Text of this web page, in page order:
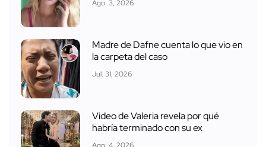
Ago. 3, 2026
Madre de Dafne cuenta lo que vio en
la carpeta del caso
Jul. 31, 2026
Video de Valeria revela por qué
habría terminado con su ex